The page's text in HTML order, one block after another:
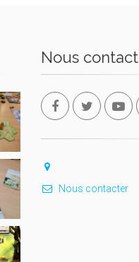
Nous
Nous contacter